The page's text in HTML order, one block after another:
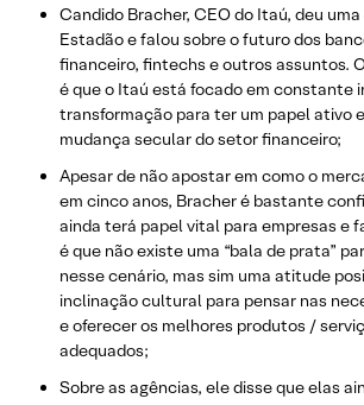
Candido Bracher, CEO do Itaú, deu
Estadão e falou sobre o futuro dos
financeiro, fintechs e outros assuntos.
é que o Itaú está focado em constante
transformação para ter um papel ativo
mudança secular do setor financeiro;
Apesar de não apostar em como o
em cinco anos, Bracher é bastante
ainda terá papel vital para empresas e
é que não existe uma “bala de prata”
nesse cenário, mas sim uma atitude
inclinação cultural para pensar nas
e oferecer os melhores produtos /
adequados;
Sobre as agências, ele disse que elas